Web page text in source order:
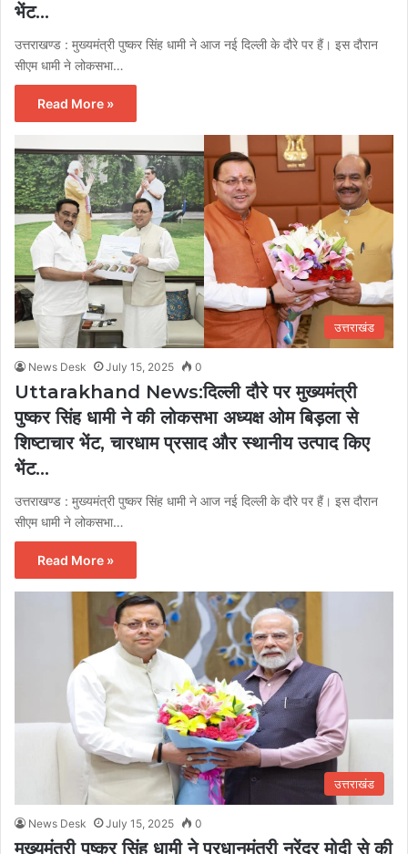
भेंट…
उत्तराखण्ड : मुख्यमंत्री पुष्कर सिंह धामी ने आज नई दिल्ली के दौरे पर हैं। इस दौरान
सीएम धामी ने लोकसभा…
Read More »
उत्तराखंड
News Desk July 15, 2025 0
Uttarakhand News:दिल्ली दौरे पर मुख्यमंत्री
पुष्कर सिंह धामी ने की लोकसभा अध्यक्ष ओम बिड़ला से
शिष्टाचार भेंट, चारधाम प्रसाद और स्थानीय उत्पाद किए
भेंट…
उत्तराखण्ड : मुख्यमंत्री पुष्कर सिंह धामी ने आज नई दिल्ली के दौरे पर हैं। इस दौरान
सीएम धामी ने लोकसभा…
Read More »
उत्तराखंड
News Desk July 15, 2025 0
मुख्यमंत्री पुष्कर सिंह धामी ने प्रधानमंत्री नरेंद्र मोदी से की